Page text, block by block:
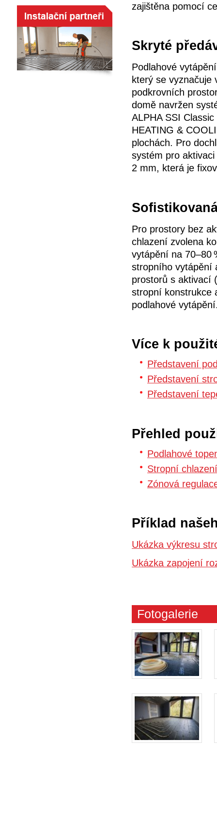
zajištěna pomocí
Skryté
Podlahové
který se vyznačuje
podkrovních
domě navržen
ALPHA SSI
HEATING &
plochách. Pro
systém pro
2 mm, která je
Pro prostory bez
chlazení zvolena
vytápění na 70–80
stropního vytápění
prostorů s aktivací
stropní konstrukce
podlahové
Více k
Představení
Představení
Představení
Přehled
Podlahové
Stropní
Zónová
Příklad
Ukázka výkresu
Ukázka zapojení
Fotogalerie